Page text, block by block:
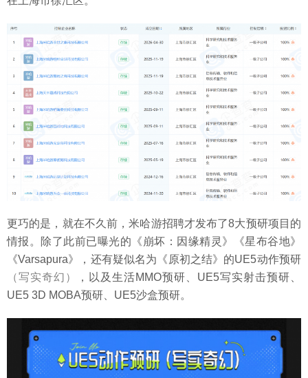
更巧的是，就在不久前，米哈游招聘才发布了8大预研项目的
情报。除了此前已曝光的《崩坏：因缘精灵》《星布谷地》
《Varsapura》，还有疑似名为《原初之结》的UE5动作预研
（写实奇幻）
，以及生活MMO预研、UE5写实射击预研、
UE5 3D MOBA预研、UE5沙盒预研。